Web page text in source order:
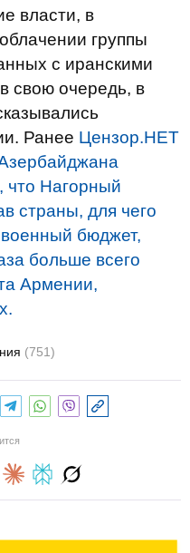
власти, в
группы
с иранскими
свою очередь, в
Ранее Цензор.НЕТ
Нагорный
страны, для чего
бюджет,
больше всего
Армении,
(751)